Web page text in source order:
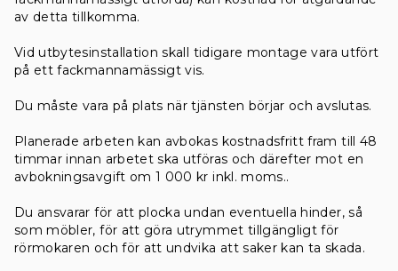
av detta tillkomma.
Vid utbytesinstallation skall tidigare montage vara utfört
på ett fackmannamässigt vis.
Du måste vara på plats när tjänsten börjar och avslutas.
Planerade arbeten kan avbokas kostnadsfritt fram till 48
timmar innan arbetet ska utföras och därefter mot en
avbokningsavgift om 1 000 kr inkl. moms..
Du ansvarar för att plocka undan eventuella hinder, så
som möbler, för att göra utrymmet tillgängligt för
rörmokaren och för att undvika att saker kan ta skada.